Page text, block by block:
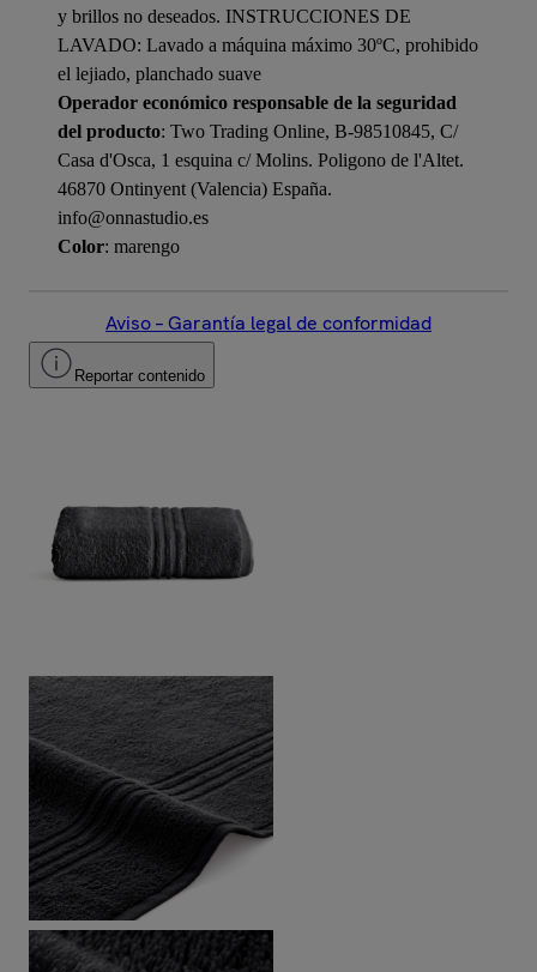
y brillos no deseados. INSTRUCCIONES DE
LAVADO: Lavado a máquina máximo 30ºC, prohibido
el lejiado, planchado suave
Operador económico responsable de la seguridad
del producto: Two Trading Online, B-98510845, C/
Casa d'Osca, 1 esquina c/ Molins. Poligono de l'Altet.
46870 Ontinyent (Valencia) España.
info@onnastudio.es
Color: marengo
Aviso – Garantía legal de conformidad
Reportar contenido